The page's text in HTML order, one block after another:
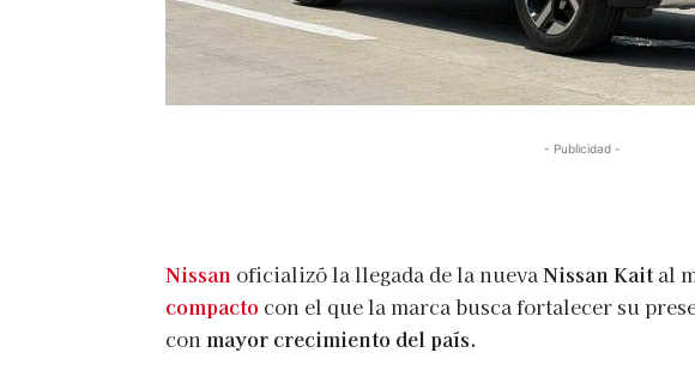
- Publicidad -
Nissan oficializó la llegada de la nuevaNissan Kait al
compacto con el que la marca busca fortalecer su
con mayor crecimiento del país.